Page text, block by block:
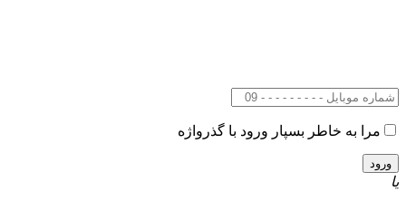
مرا به خاطر بسپار ورود با گذرواژه
یا